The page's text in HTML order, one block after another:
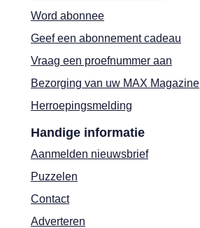
Word abonnee
Geef een abonnement cadeau
Vraag een proefnummer aan
Bezorging van uw MAX Magazine
Herroepingsmelding
Handige informatie
Aanmelden nieuwsbrief
Puzzelen
Contact
Adverteren